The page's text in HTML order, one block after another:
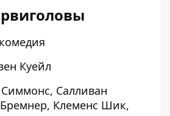
Куейл
Салливан
Клеменс Шик,